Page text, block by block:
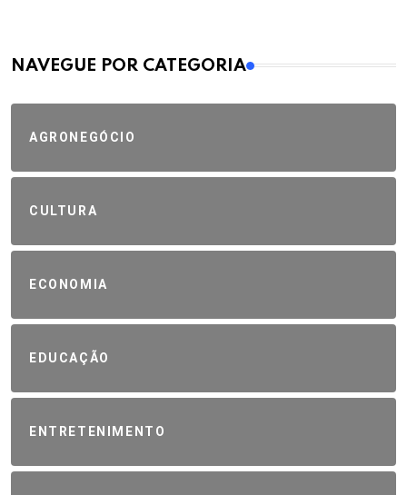
MAIS VISTOS
NAVEGUE POR CATEGORIA
AGRONEGÓCIO
CULTURA
ECONOMIA
EDUCAÇÃO
ENTRETENIMENTO